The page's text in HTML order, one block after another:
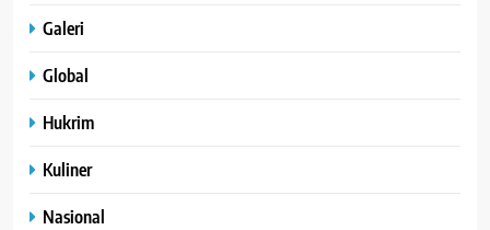
Galeri
Global
Hukrim
Kuliner
Nasional